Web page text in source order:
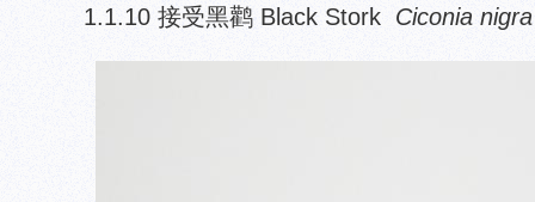
1.1.10 接受黑鹳 Black Stork Ciconia nigra